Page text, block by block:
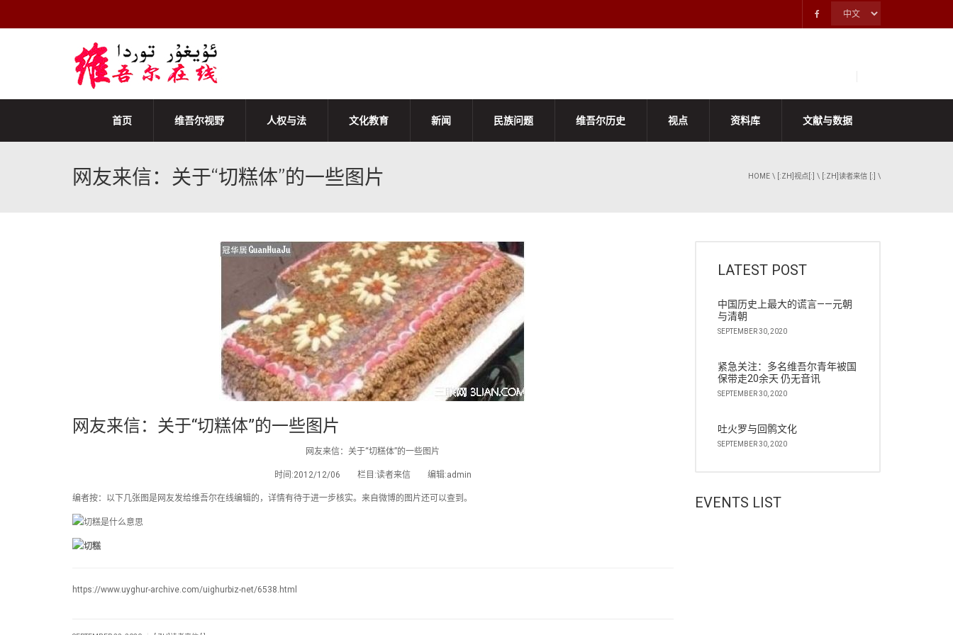
首页 维吾尔视野 人权与法 文化教育 新闻 民族问题 维吾尔历史 视点 资料库 文献与数据
网友来信：关于“切糕体”的一些图片 HOME \ [:ZH]视点[:] \ [:ZH]读者来信 [:] \
网友来信：关于“切糕体”的一些图片
网友来信：关于“切糕体”的一些图片
时间:2012/12/06 栏目:读者来信 编辑:admin
编者按：以下几张图是网友发给维吾尔在线编辑的，详情有待于进一步核实。来自微博的图片还可以查到。
https://www.uyghur-archive.com/uighurbiz-net/6538.html
LATEST POST
中国历史上最大的谎言——元朝
与清朝
SEPTEMBER 30, 2020
紧急关注：多名维吾尔青年被国
保带走20余天 仍无音讯
SEPTEMBER 30, 2020
吐火罗与回鹘文化
SEPTEMBER 30, 2020
EVENTS LIST